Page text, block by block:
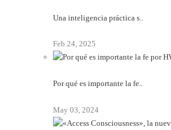
Una inteligencia práctica s..
Feb 24, 2025
Por qué es importante la fe..
May 03, 2024